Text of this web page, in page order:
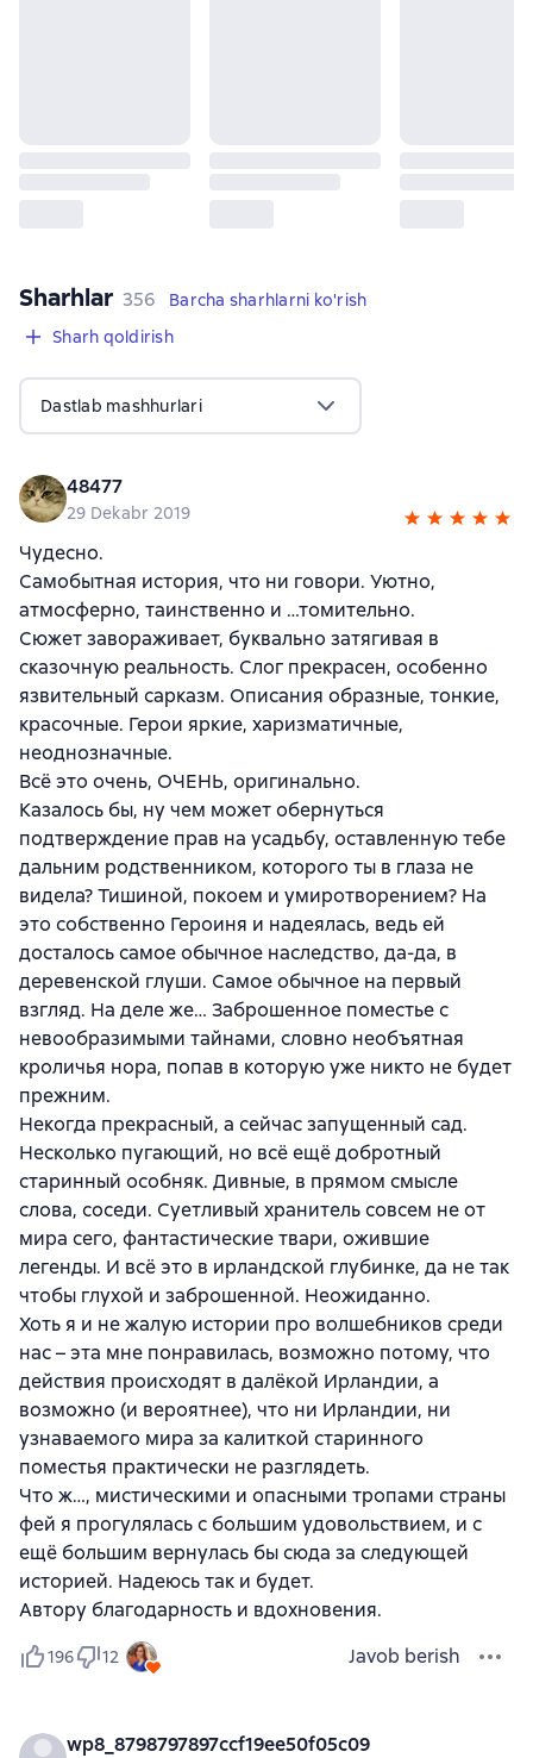
Sharhlar 356 sharhlar
356
Barcha sharhlarni ko'rish
Sharh qoldirish
Dastlab mashhurlari
48477
29 Dekabr 2019
Чудесно.
Самобытная история, что ни говори. Уютно,
атмосферно, таинственно и …томительно.
Сюжет завораживает, буквально затягивая в
сказочную реальность. Слог прекрасен, особенно
язвительный сарказм. Описания образные, тонкие,
красочные. Герои яркие, харизматичные,
неоднозначные.
Всё это очень, ОЧЕНЬ, оригинально.
Казалось бы, ну чем может обернуться
подтверждение прав на усадьбу, оставленную тебе
дальним родственником, которого ты в глаза не
видела? Тишиной, покоем и умиротворением? На
это собственно Героиня и надеялась, ведь ей
досталось самое обычное наследство, да-да, в
деревенской глуши. Самое обычное на первый
взгляд. На деле же… Заброшенное поместье с
невообразимыми тайнами, словно необъятная
кроличья нора, попав в которую уже никто не будет
прежним.
Некогда прекрасный, а сейчас запущенный сад.
Несколько пугающий, но всё ещё добротный
старинный особняк. Дивные, в прямом смысле
слова, соседи. Суетливый хранитель совсем не от
мира сего, фантастические твари, ожившие
легенды. И всё это в ирландской глубинке, да не так
чтобы глухой и заброшенной. Неожиданно.
Хоть я и не жалую истории про волшебников среди
нас – эта мне понравилась, возможно потому, что
действия происходят в далёкой Ирландии, а
возможно (и вероятнее), что ни Ирландии, ни
узнаваемого мира за калиткой старинного
поместья практически не разглядеть.
Что ж…, мистическими и опасными тропами страны
фей я прогулялась с большим удовольствием, и с
ещё большим вернулась бы сюда за следующей
историей. Надеюсь так и будет.
Автору благодарность и вдохновения.
196 12 Javob berish
wp8_8798797897ccf19ee50f05c09